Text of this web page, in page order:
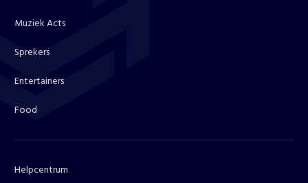
Muziek Acts
Sprekers
Entertainers
Food
Helpcentrum